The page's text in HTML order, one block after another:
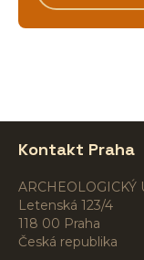
Kontakt Praha
ARCHEOLOGICKÝ
Letenská 123/4
118 00 Praha
Česká republika